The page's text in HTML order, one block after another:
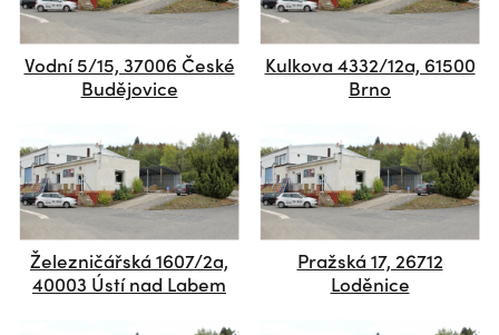
Vodní 5/15, 37006 České
Budějovice
Kulkova 4332/12a, 61500
Brno
Železničářská 1607/2a,
40003 Ústí nad Labem
Pražská 17, 26712
Loděnice